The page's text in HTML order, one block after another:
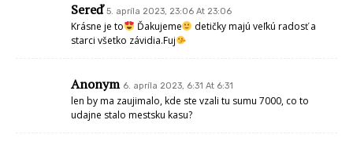
Sereď 5. apríla 2023, 23:06 At 23:06
Krásne je to Ďakujeme
detičky majú veľkú radosť a
starci všetko závidia.Fuj
Anonym 6. apríla 2023, 6:31 At 6:31
len by ma zaujimalo, kde ste vzali tu sumu 7000, co to
udajne stalo mestsku kasu?